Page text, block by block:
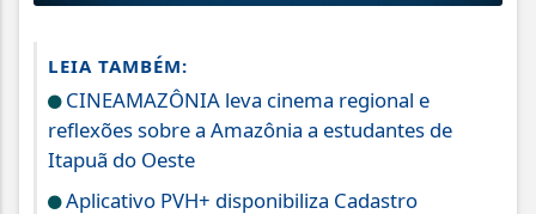
LEIA TAMBÉM:
CINEAMAZÔNIA leva cinema regional e
reflexões sobre a Amazônia a estudantes de
Itapuã do Oeste
Aplicativo PVH+ disponibiliza Cadastro